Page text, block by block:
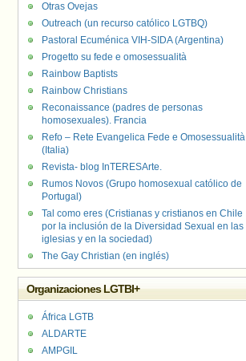
Otras Ovejas
Outreach (un recurso católico LGTBQ)
Pastoral Ecuménica VIH-SIDA (Argentina)
Progetto su fede e omosessualità
Rainbow Baptists
Rainbow Christians
Reconaissance (padres de personas
homosexuales). Francia
Refo – Rete Evangelica Fede e Omosessualità
(Italia)
Revista- blog InTERESArte.
Rumos Novos (Grupo homosexual católico de
Portugal)
Tal como eres (Cristianas y cristianos en Chile
por la inclusión de la Diversidad Sexual en las
iglesias y en la sociedad)
The Gay Christian (en inglés)
Organizaciones LGTBI+
África LGTB
ALDARTE
AMPGIL